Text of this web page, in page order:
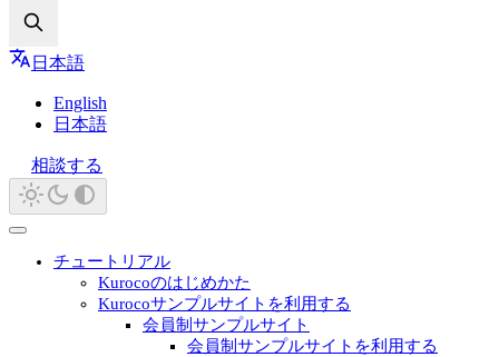
日本語
English
日本語
相談する
チュートリアル
Kurocoのはじめかた
Kurocoサンプルサイトを利用する
会員制サンプルサイト
会員制サンプルサイトを利用する